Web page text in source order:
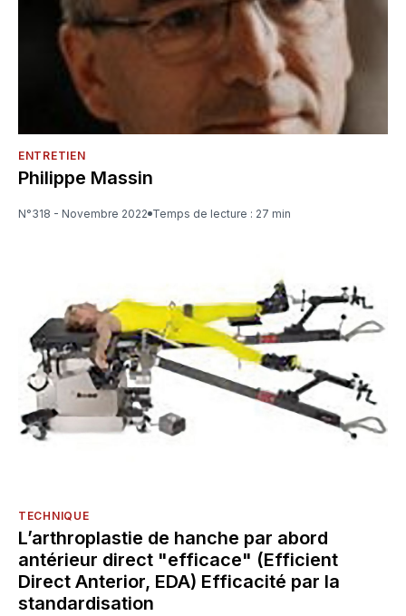
ENTRETIEN
Philippe Massin
N°318 - Novembre 2022 Temps de lecture : 27 min
TECHNIQUE
L’arthroplastie de hanche par abord
antérieur direct "efficace" (Efficient
Direct Anterior, EDA) Efficacité par la
standardisation